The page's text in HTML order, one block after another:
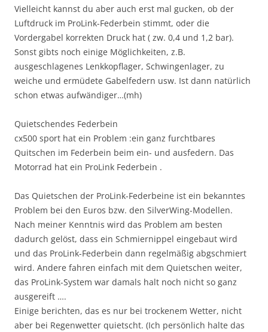
Vielleicht kannst du aber auch erst mal gucken, ob der
Luftdruck im ProLink-Federbein stimmt, oder die
Vordergabel korrekten Druck hat ( zw. 0,4 und 1,2 bar).
Sonst gibts noch einige Möglichkeiten, z.B.
ausgeschlagenes Lenkkopflager, Schwingenlager, zu
weiche und ermüdete Gabelfedern usw. Ist dann natürlich
schon etwas aufwändiger…(mh)
Quietschendes Federbein
cx500 sport hat ein Problem :ein ganz furchtbares
Quitschen im Federbein beim ein- und ausfedern. Das
Motorrad hat ein ProLink Federbein .
Das Quietschen der ProLink-Federbeine ist ein bekanntes
Problem bei den Euros bzw. den SilverWing-Modellen.
Nach meiner Kenntnis wird das Problem am besten
dadurch gelöst, dass ein Schmiernippel eingebaut wird
und das ProLink-Federbein dann regelmäßig abgschmiert
wird. Andere fahren einfach mit dem Quietschen weiter,
das ProLink-System war damals halt noch nicht so ganz
ausgereift ….
Einige berichten, das es nur bei trockenem Wetter, nicht
aber bei Regenwetter quietscht. (Ich persönlich halte das